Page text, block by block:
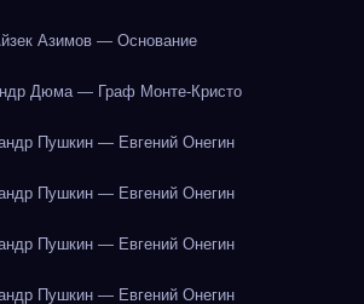
Азимов — Основание
Дюма — Граф Монте-Кристо
Пушкин — Евгений Онегин
Пушкин — Евгений Онегин
Пушкин — Евгений Онегин
Пушкин — Евгений Онегин